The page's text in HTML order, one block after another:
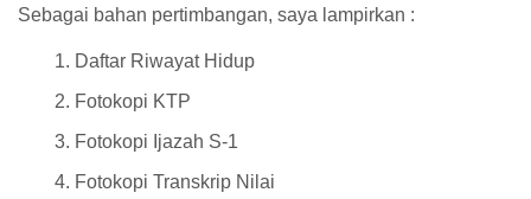
Sebagai bahan pertimbangan, saya lampirkan :
Daftar Riwayat Hidup
Fotokopi KTP
Fotokopi Ijazah S-1
Fotokopi Transkrip Nilai